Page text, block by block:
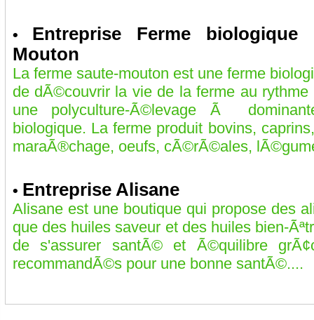
• Entreprise Ferme
Mouton
La ferme saute-mouton est une ferme
de dÃ©couvrir la vie de la ferme au
une polyculture-Ã©levage Ã
biologique. La ferme produit bovins,
maraÃ®chage, oeufs, cÃ©rÃ©ales,
• Entreprise Alisane
Alisane est une boutique qui propose des
que des huiles saveur et des huiles bien-
de s'assurer santÃ© et Ã©quilibre
recommandÃ©s pour une bonne santÃ©....